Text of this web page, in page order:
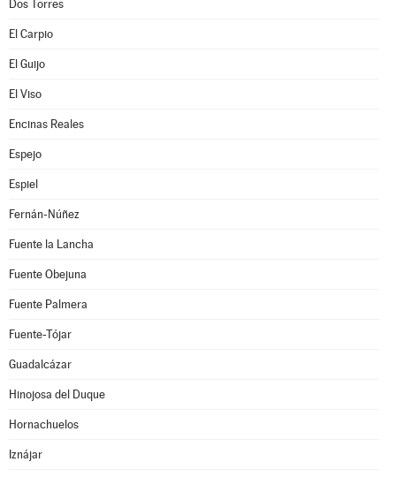
Dos Torres
El Carpio
El Guijo
El Viso
Encinas Reales
Espejo
Espiel
Fernán-Núñez
Fuente la Lancha
Fuente Obejuna
Fuente Palmera
Fuente-Tójar
Guadalcázar
Hinojosa del Duque
Hornachuelos
Iznájar